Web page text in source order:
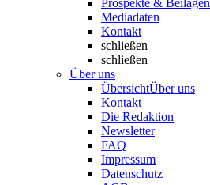
Prospekte & Beilagen
Mediadaten
Kontakt
schließen
schließen
Über uns
ÜbersichtÜber uns
Kontakt
Die Redaktion
Newsletter
FAQ
Impressum
Datenschutz